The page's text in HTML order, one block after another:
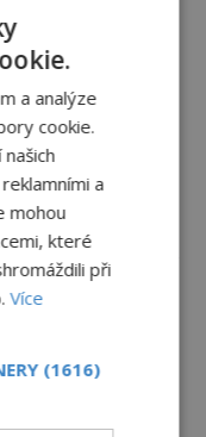
Indie: Proč tento
nezná rez?
černookých dětí:
a analýze
cookie.
a
mohou
které
při
Více
(1616)